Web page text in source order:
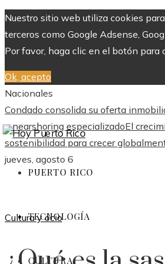
Nuestro sitio web utiliza cookies
terceros como Google Adsense,
Por favor, haga clic en el botón para
Ok, acepto
Nacionales
Condado consolida su oferta
y nearshoring especializadoEl
sostenibilidad para crecer
jueves, agosto 6
PUERTO RICO
TECNOLOGÍA
CULTURA
Cultura y ocio